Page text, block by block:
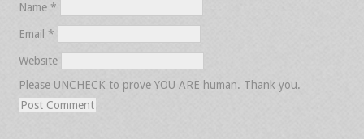
Name *
Email *
Website
Please UNCHECK to prove YOU ARE human. Thank you.